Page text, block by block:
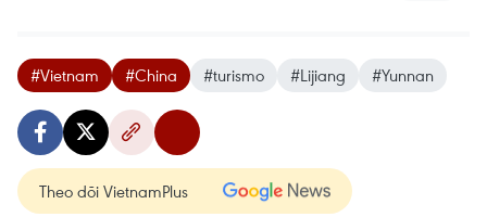
#Vietnam #China #turismo #Lijiang #Yunnan
Theo dõi VietnamPlus